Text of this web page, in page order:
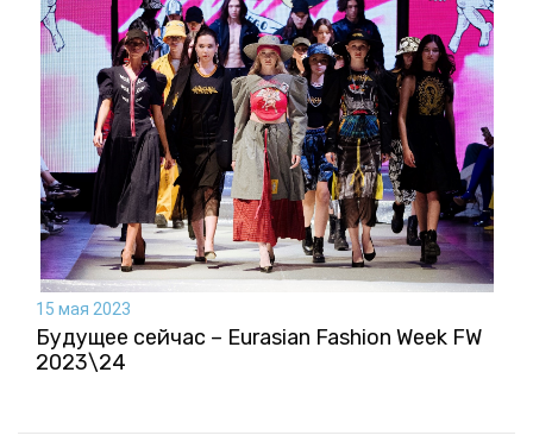
15 мая 2023
Будущее сейчас – Eurasian Fashion Week FW
2023\24